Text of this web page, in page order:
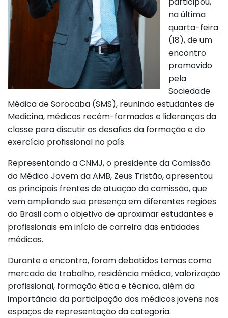
na última
quarta-feira
(18), de um
encontro
promovido
pela
Sociedade
Médica de Sorocaba (SMS), reunindo estudantes de
Medicina, médicos recém-formados e lideranças da
classe para discutir os desafios da formação e do
exercício profissional no país.
Representando a CNMJ, o presidente da Comissão
do Médico Jovem da AMB, Zeus Tristão, apresentou
as principais frentes de atuação da comissão, que
vem ampliando sua presença em diferentes regiões
do Brasil com o objetivo de aproximar estudantes e
profissionais em início de carreira das entidades
médicas.
Durante o encontro, foram debatidos temas como
mercado de trabalho, residência médica, valorização
profissional, formação ética e técnica, além da
importância da participação dos médicos jovens nos
espaços de representação da categoria.